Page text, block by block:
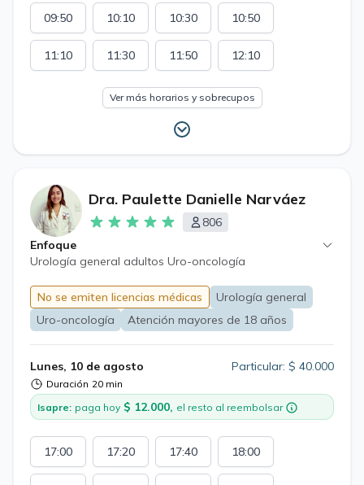
09:50 10:10 10:30 10:50
11:10 11:30 11:50 12:10
Ver más horarios y sobrecupos
Dra. Paulette Danielle Narváez
806
Enfoque
Urología general adultos Uro-oncología
No se emiten licencias médicas
Urología general
Uro-oncología
Atención mayores de 18 años
Lunes, 10 de agosto
Duración 20 min
Particular: $ 40.000
Isapre: paga hoy $ 12.000, el resto al reembolsar
17:00 17:20 17:40 18:00